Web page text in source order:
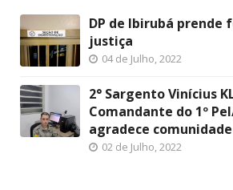
DP de Ibirubá prende
justiça
04 de Julho, 2022
2° Sargento Vinícius
Comandante do 1º
agradece
02 de Julho, 2022